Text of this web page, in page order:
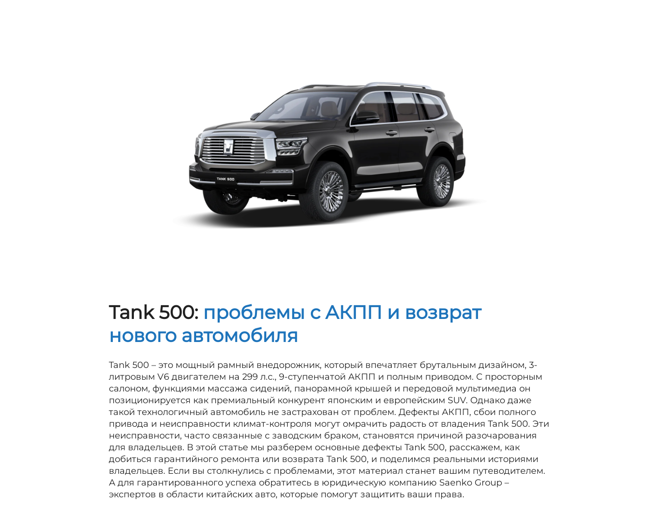
Tank 500: проблемы с АКПП и возврат
нового автомобиля
Tank 500 – это мощный рамный внедорожник, который впечатляет брутальным дизайном, 3-
литровым V6 двигателем на 299 л.с., 9-ступенчатой АКПП и полным приводом. С просторным
салоном, функциями массажа сидений, панорамной крышей и передовой мультимедиа он
позиционируется как премиальный конкурент японским и европейским SUV. Однако даже
такой технологичный автомобиль не застрахован от проблем. Дефекты АКПП, сбои полного
привода и неисправности климат-контроля могут омрачить радость от владения Tank 500. Эти
неисправности, часто связанные с заводским браком, становятся причиной разочарования
для владельцев. В этой статье мы разберем основные дефекты Tank 500, расскажем, как
добиться гарантийного ремонта или возврата Tank 500, и поделимся реальными историями
владельцев. Если вы столкнулись с проблемами, этот материал станет вашим путеводителем.
А для гарантированного успеха обратитесь в юридическую компанию Saenko Group –
экспертов в области китайских авто, которые помогут защитить ваши права.